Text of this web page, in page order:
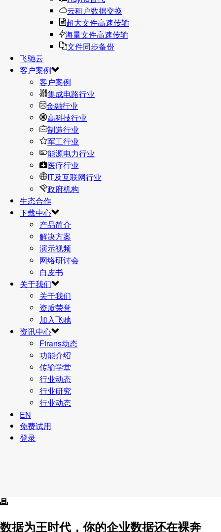
云租户数据交换
超大文件高速传输
海量文件高速传输
文件同步备份
飞驰云
客户案例
客户案例
集成电路行业
金融行业
高科技行业
制造行业
军工行业
能源电力行业
医疗行业
IT及互联网行业
政府机构
生态合作
下载中心
产品简介
解决方案
演示视频
网络研讨会
白皮书
关于我们
关于我们
资质荣誉
加入飞驰
资讯中心
Ftrans动态
功能介绍
传输学堂
行业动态
行业研究
行业动态
EN
免费试用
登录
数据为王时代，你的企业数据还在裸奔